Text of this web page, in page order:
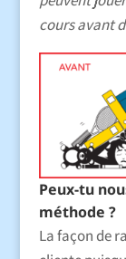
cours avant
Peux-tu
méthode ?
La façon de